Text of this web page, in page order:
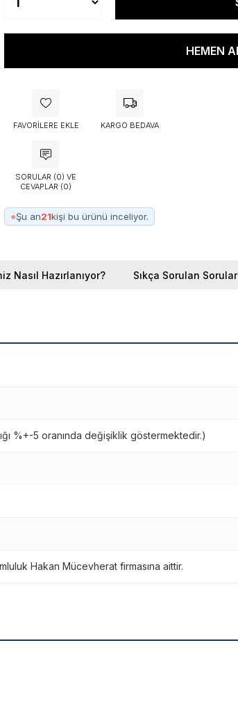
FAVORILERE EKLE KARGO BEDAVA
SORULAR (0) VE
CEVAPLAR (0)
●Şu an21kişi bu ürünü inceliyor.
Nasıl Hazırlanıyor? Sıkça Sorulan Sorular
%+-5 oranında değişiklik göstermektedir.)
Hakan Mücevherat firmasına aittir.